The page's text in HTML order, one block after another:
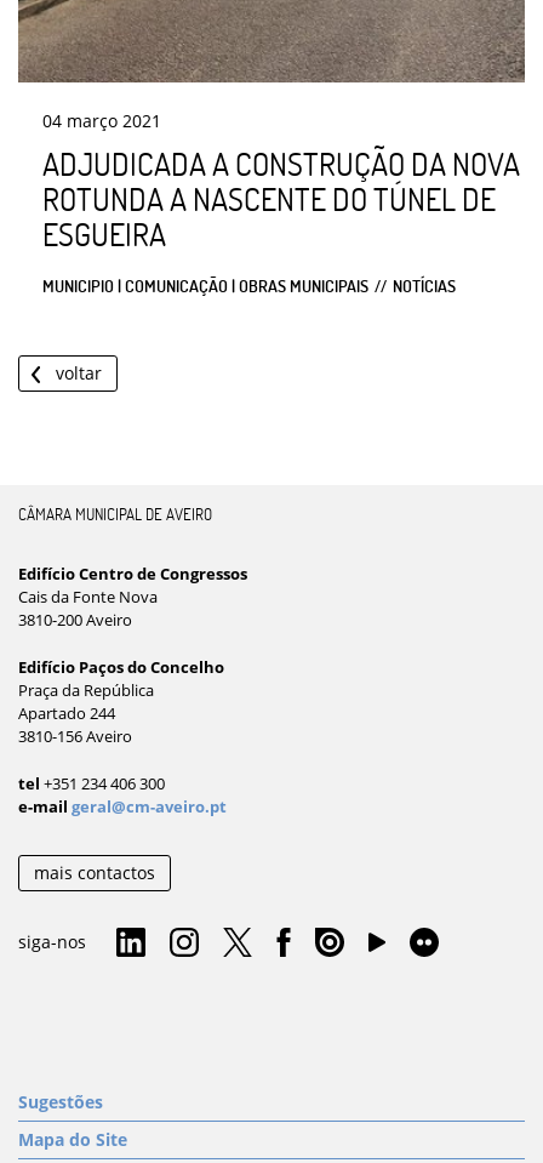
04 março 2021
ADJUDICADA A CONSTRUÇÃO DA NOVA
ROTUNDA A NASCENTE DO TÚNEL DE
ESGUEIRA
MUNICIPIO | COMUNICAÇÃO | OBRAS MUNICIPAIS NOTÍCIAS
voltar
CÂMARA MUNICIPAL DE AVEIRO
Edifício Centro de Congressos
Cais da Fonte Nova
3810-200 Aveiro
Edifício Paços do Concelho
Praça da República
Apartado 244
3810-156 Aveiro
tel +351 234 406 300
e-mail geral@cm-aveiro.pt
mais contactos
siga-nos
Sugestões
Mapa do Site